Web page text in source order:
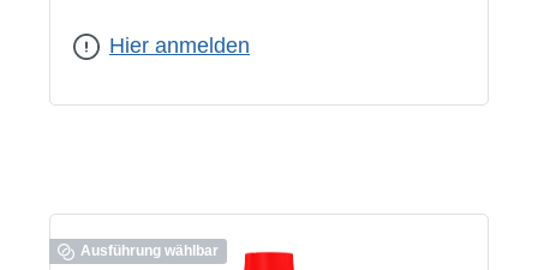
Hier anmelden
Ausführung wählbar